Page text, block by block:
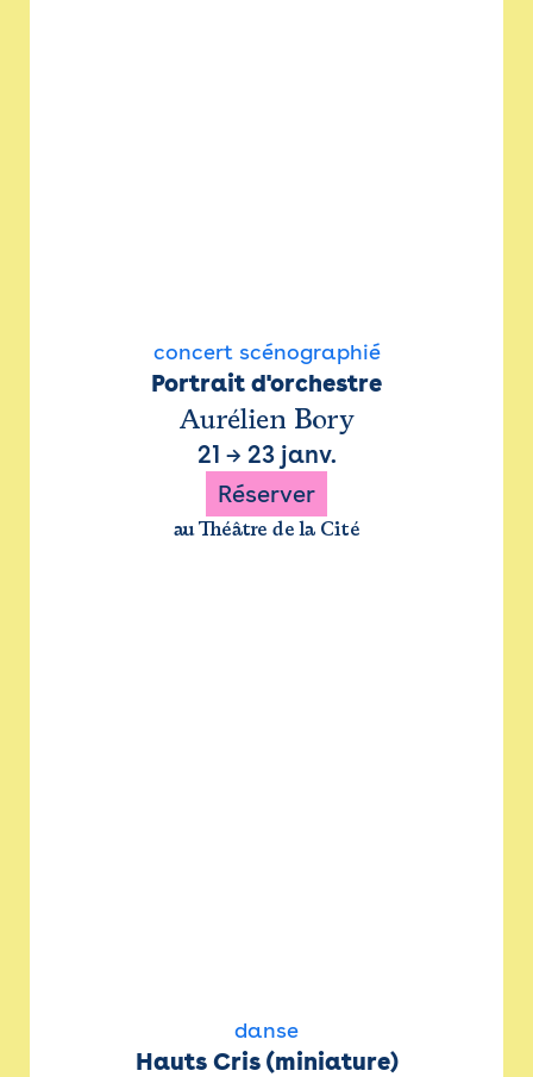
concert scénographié
Portrait d'orchestre
Aurélien Bory
21 → 23 janv.
Réserver
au Théâtre de la Cité
danse
Hauts Cris (miniature)